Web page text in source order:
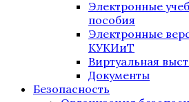
Электронные
пособия
Электронные
КУКИиТ
Виртуальная
Документы
Безопасность